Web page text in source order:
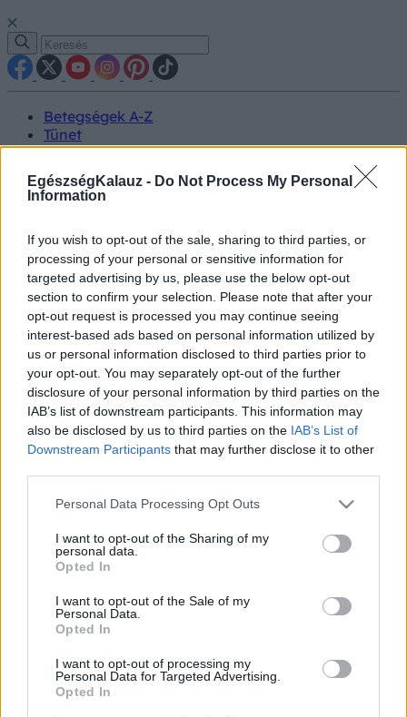
EgészségKalauz - Do Not Process My Personal
Information
If you wish to opt-out of the sale, sharing to third parties, or
processing of your personal or sensitive information for
targeted advertising by us, please use the below opt-out
section to confirm your selection. Please note that after your
opt-out request is processed you may continue seeing
interest-based ads based on personal information utilized by
us or personal information disclosed to third parties prior to
your opt-out. You may separately opt-out of the further
disclosure of your personal information by third parties on the
IAB’s list of downstream participants. This information may
also be disclosed by us to third parties on the IAB’s List of
Downstream Participants that may further disclose it to other
Please note that this website/app uses one or more Google
not limited to your visit or usage behaviour. You may click to
grant or deny consent to Google and its third-party tags to
use your data for below specified purposes in below Google
consent section.
Personal Data Processing Opt Outs
I want to opt-out of the Sharing of my
personal data.
Opted In
I want to opt-out of the Sale of my
Personal Data.
Opted In
I want to opt-out of processing my
Personal Data for Targeted Advertising.
Opted In
Betegségek A-Z
Tünet
Vizsgálat
Kezelés
Életmódváltás
Kutatás
Hírek
Videók
Kisállatok egészsége
#allergia #influenza#cukorbetegség
#orvosmeteorológia#vérnyomás#stroke#rákbetegség
#pajzsmirigy#reflux#ekcéma#herpesz
Regisztráció
Fájdalomcsillapítás